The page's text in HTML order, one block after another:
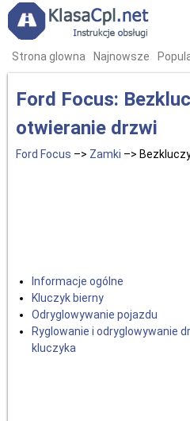
Strona glowna Najnowsze
Ford Focus:
otwieranie drzwi
Ford Focus –> Zamki –>
Informacje ogólne
Kluczyk bierny
Odryglowywanie pojazdu
Ryglowanie i odryglowywanie
kluczyka